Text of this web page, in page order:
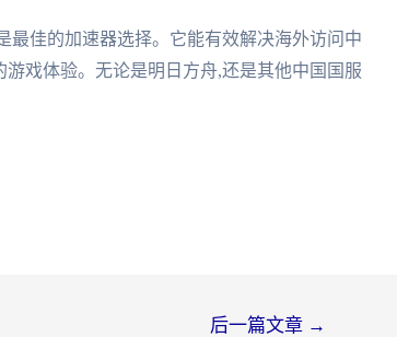
最佳的加速器选择。它能有效解决海外访问中
戏体验。无论是明日方舟,还是其他中国国服
后一篇文章 →